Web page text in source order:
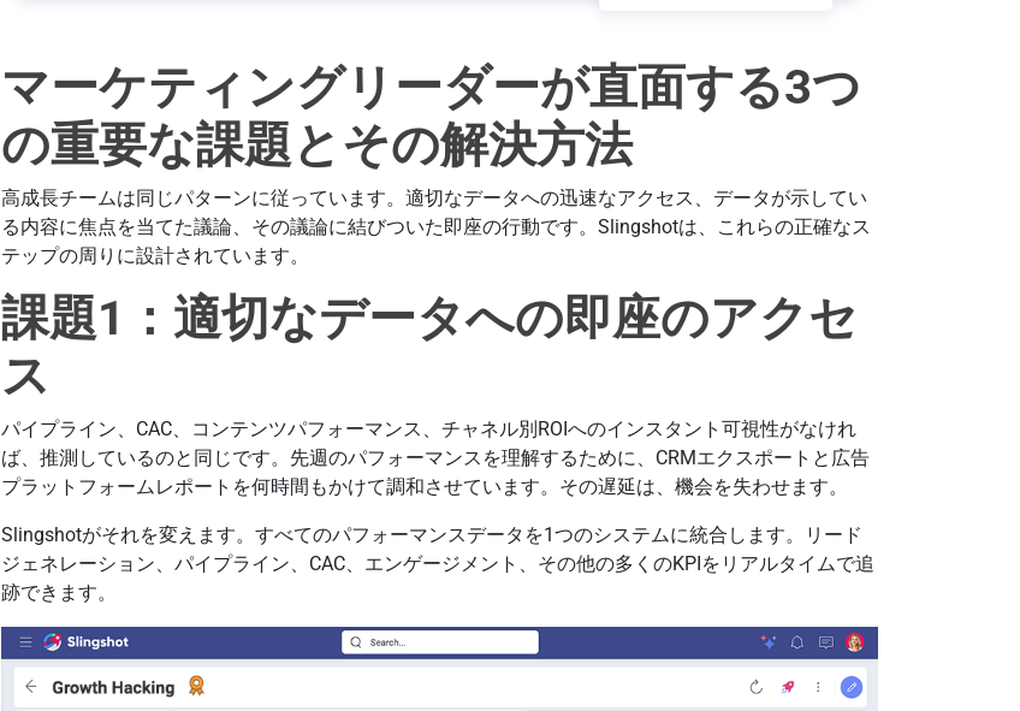
マーケティングリーダーが直面する3つ
の重要な課題とその解決方法
高成長チームは同じパターンに従っています。適切なデータへの迅速なアクセス、データが示してい
る内容に焦点を当てた議論、その議論に結びついた即座の行動です。Slingshotは、これらの正確なス
テップの周りに設計されています。
課題1：適切なデータへの即座のアクセ
ス
パイプライン、CAC、コンテンツパフォーマンス、チャネル別ROIへのインスタント可視性がなけれ
ば、推測しているのと同じです。先週のパフォーマンスを理解するために、CRMエクスポートと広告
プラットフォームレポートを何時間もかけて調和させています。その遅延は、機会を失わせます。
Slingshotがそれを変えます。すべてのパフォーマンスデータを1つのシステムに統合します。リード
ジェネレーション、パイプライン、CAC、エンゲージメント、その他の多くのKPIをリアルタイムで追
跡できます。